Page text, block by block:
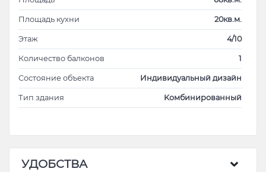
Площадь кухни 20кв.м.
Этаж 4/10
Количество балконов 1
Cостояние объекта Индивидуальный дизайн
Тип здания Kомбинированный
УДОБСТВА